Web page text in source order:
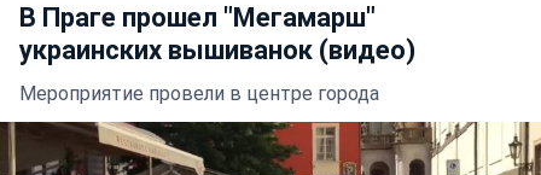
В Праге прошел "Мегамарш"
украинских вышиванок (видео)
Мероприятие провели в центре города